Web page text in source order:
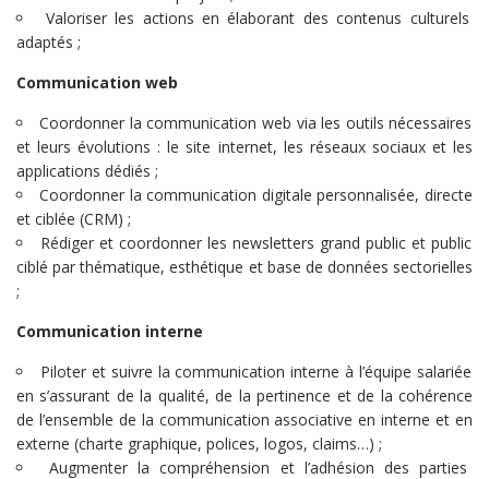
Valoriser les actions en élaborant des contenus culturels
adaptés ;
Communication web
Coordonner la communication web via les outils nécessaires
et leurs évolutions : le site internet, les réseaux sociaux et les
applications dédiés ;
Coordonner la communication digitale personnalisée, directe
et ciblée (CRM) ;
Rédiger et coordonner les newsletters grand public et public
ciblé par thématique, esthétique et base de données sectorielles
;
Communication interne
Piloter et suivre la communication interne à l’équipe salariée
en s’assurant de la qualité, de la pertinence et de la cohérence
de l’ensemble de la communication associative en interne et en
externe (charte graphique, polices, logos, claims…) ;
Augmenter la compréhension et l’adhésion des parties